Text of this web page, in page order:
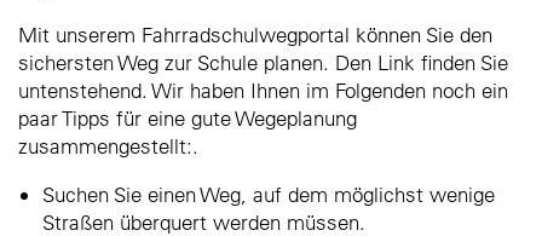
Mit unserem Fahrradschulwegportal können Sie den
sichersten Weg zur Schule planen. Den Link finden Sie
untenstehend. Wir haben Ihnen im Folgenden noch ein
paar Tipps für eine gute Wegeplanung
zusammengestellt:.
Suchen Sie einen Weg, auf dem möglichst wenige
Straßen überquert werden müssen.